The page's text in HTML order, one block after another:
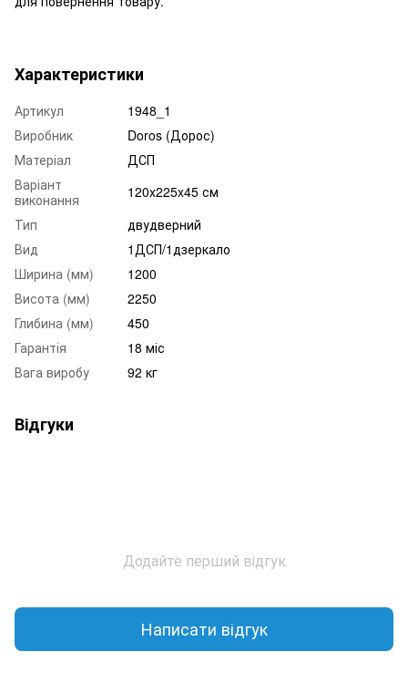
Характеристики
Артикул
1948_1
Виробник
Doros (Дорос)
Матеріал
ДСП
Варіант
виконання
120x225x45 см
Тип
двудверний
Вид
1ДСП/1дзеркало
Ширина (мм)
1200
Висота (мм)
2250
Глибина (мм)
450
Гарантія
18 міс
Вага виробу
92 кг
Відгуки
Додайте перший відгук
Написати відгук